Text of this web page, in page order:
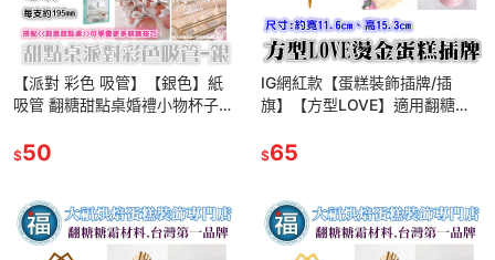
【派對 彩色 吸管】【銀色】紙
吸管 翻糖甜點桌婚禮小物杯子蛋
通翻糖珠光粉泰勒粉色膏色粉針
$50
IG網紅款【蛋糕裝飾插牌/插
旗】【方型LOVE】適用翻糖甜
下午茶惠爾通蛋白粉wilton翻糖
$65